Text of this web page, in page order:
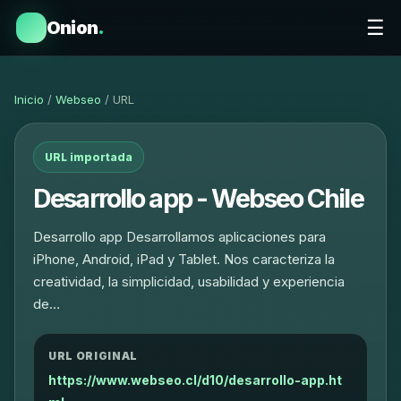
Onion. ☰
Inicio / Webseo / URL
URL importada
Desarrollo app - Webseo Chile
Desarrollo app Desarrollamos aplicaciones para
iPhone, Android, iPad y Tablet. Nos caracteriza la
creatividad, la simplicidad, usabilidad y experiencia
de…
URL ORIGINAL
https://www.webseo.cl/d10/desarrollo-app.ht